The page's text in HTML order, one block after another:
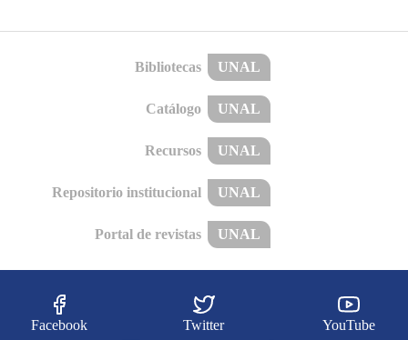
Bibliotecas UNAL
Catálogo UNAL
Recursos UNAL
Repositorio institucional UNAL
Portal de revistas UNAL
Facebook Twitter YouTube